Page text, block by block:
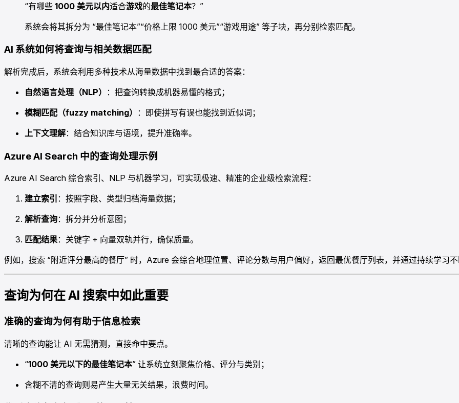
“有哪些 1000 美元以内适合游戏的最佳笔记本？”
系统会将其拆分为 “最佳笔记本”“价格上限 1000 美元”“游戏用途” 等子块，再分别检索匹配。
AI 系统如何将查询与相关数据匹配
解析完成后，系统会利用多种技术从海量数据中找到最合适的答案：
自然语言处理（NLP）
：把查询转换成机器易懂的格式；
模糊匹配（fuzzy matching）
：即使拼写有误也能找到近似词；
上下文理解：结合知识库与语境，提升准确率。
Azure AI Search 中的查询处理示例
Azure AI Search 综合索引、NLP 与机器学习，可实现极速、精准的企业级检索流程：
建立索引 ：按照字段、类型归档海量数据；
解析查询：拆分并分析意图；
匹配结果：关键字 + 向量双轨并行，确保质量。
例如，搜索 “附近评分最高的餐厅” 时，Azure 会综合地理位置、评论分数与用户偏好，返回最优餐厅列表，并通过持续学习不
查询为何在 AI 搜索中如此重要
准确的查询为何有助于信息检索
清晰的查询能让 AI 无需猜测，直接命中要点。
“1000 美元以下的最佳笔记本” 让系统立刻聚焦价格、评分与类别；
含糊不清的查询则易产生大量无关结果，浪费时间。